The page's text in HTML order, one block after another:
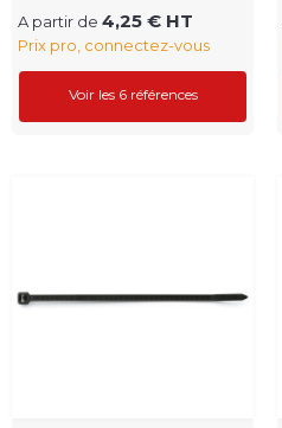
A partir de 4,25 € HT
Prix pro, connectez-vous
Voir les 6 références